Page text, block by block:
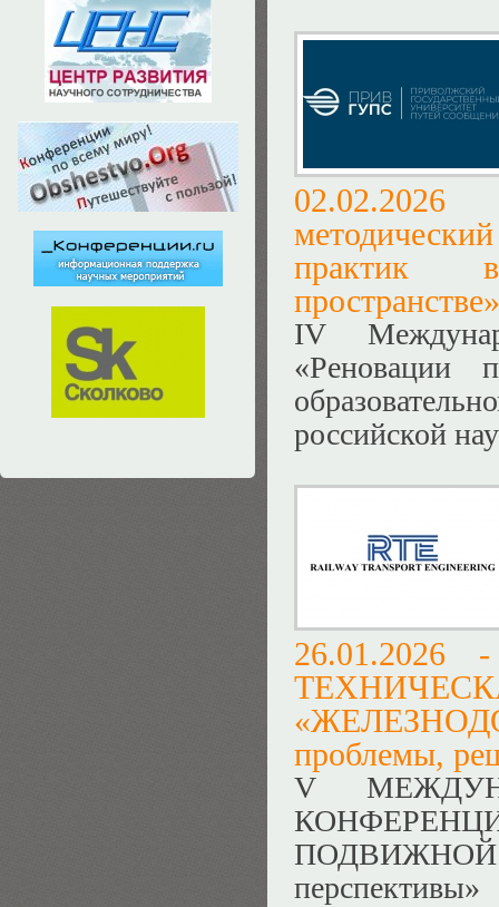
практик в
IV
«Реновации
российской
проблемы,
V
перспективы»